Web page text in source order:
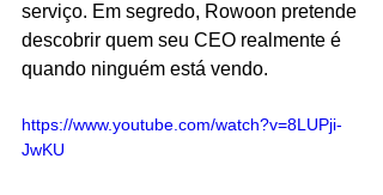
serviço. Em segredo, Rowoon pretende
descobrir quem seu CEO realmente é
quando ninguém está vendo.
https://www.youtube.com/watch?v=8LUPji-
JwKU